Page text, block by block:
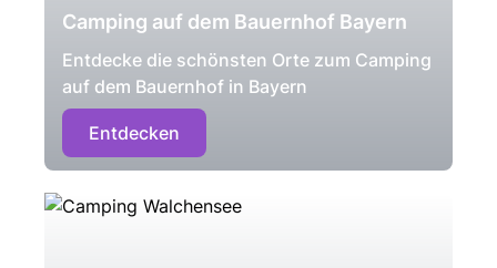
Camping auf dem Bauernhof Bayern
Entdecke die schönsten Orte zum Camping
auf dem Bauernhof in Bayern
Entdecken